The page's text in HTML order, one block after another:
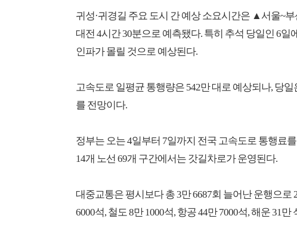
귀성·귀경길 주요 도시 간 예상 소요시간은 ▲서울~
대전 4시간 30분으로 예측됐다. 특히 추석 당일인 6
인파가 몰릴 것으로 예상된다.
고속도로 일평균 통행량은 542만 대로 예상되나, 당
를 전망이다.
정부는 오는 4일부터 7일까지 전국 고속도로 통행료
14개 노선 69개 구간에서는 갓길차로가 운영된다.
대중교통은 평시보다 총 3만 6687회 늘어난 운행으로
6000석, 철도 8만 1000석, 항공 44만 7000석, 해운 31만